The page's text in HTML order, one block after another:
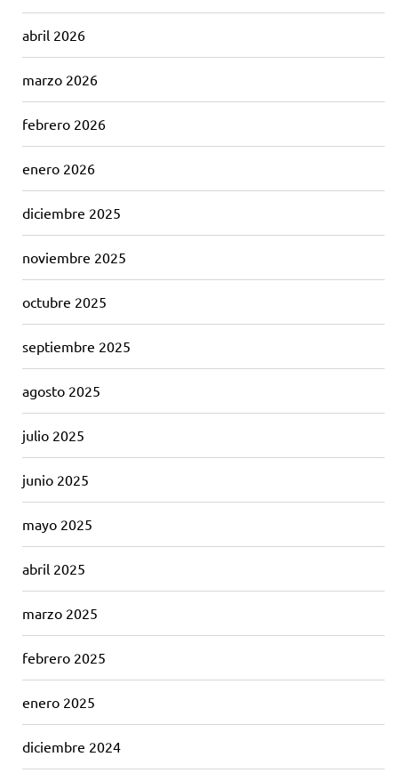
abril 2026
marzo 2026
febrero 2026
enero 2026
diciembre 2025
noviembre 2025
octubre 2025
septiembre 2025
agosto 2025
julio 2025
junio 2025
mayo 2025
abril 2025
marzo 2025
febrero 2025
enero 2025
diciembre 2024